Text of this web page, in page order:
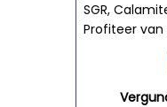
SGR,
Profiteer